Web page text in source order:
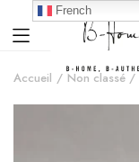
Accueil Non classé
French